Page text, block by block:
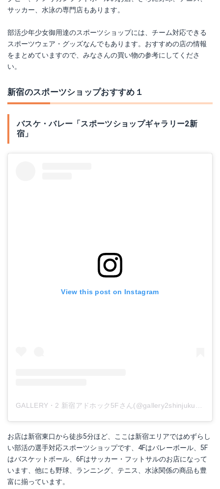
サッカー、水泳の専門店もあります。
部活少年少女御用達のスポーツショップには、チーム対応できる
スポーツウェア・グッズなんでもあります。おすすめの店の情報
をまとめていますので、みなさんの買い物の参考にしてくださ
い。
新宿のスポーツショップおすすめ１
バスケ・バレー「スポーツショップギャラリー2新
宿」
View this post on Instagram
お店は新宿東口から徒歩5分ほど、ここは新宿エリアではめずらし
い部活の選手対応スポーツショップです、4Fはバレーボール、5F
はバスケットボール、6Fはサッカー・フットサルのお店になって
います、他にも野球、ランニング、テニス、水泳関係の商品も豊
富に揃っています。